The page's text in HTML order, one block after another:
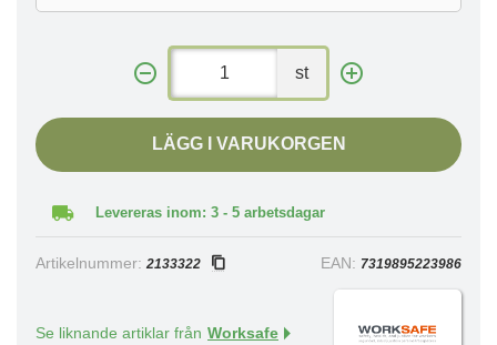
st
LÄGG I VARUKORGEN
Levereras inom: 3 - 5 arbetsdagar
Artikelnummer: 2133322 EAN: 7319895223986
Se liknande artiklar från Worksafe